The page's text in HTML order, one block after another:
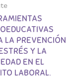
LA PREVENCIÓN
Y LA
EN EL
LABORAL.